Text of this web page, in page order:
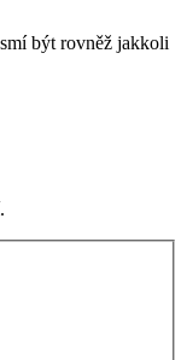
být rovněž jakkoli